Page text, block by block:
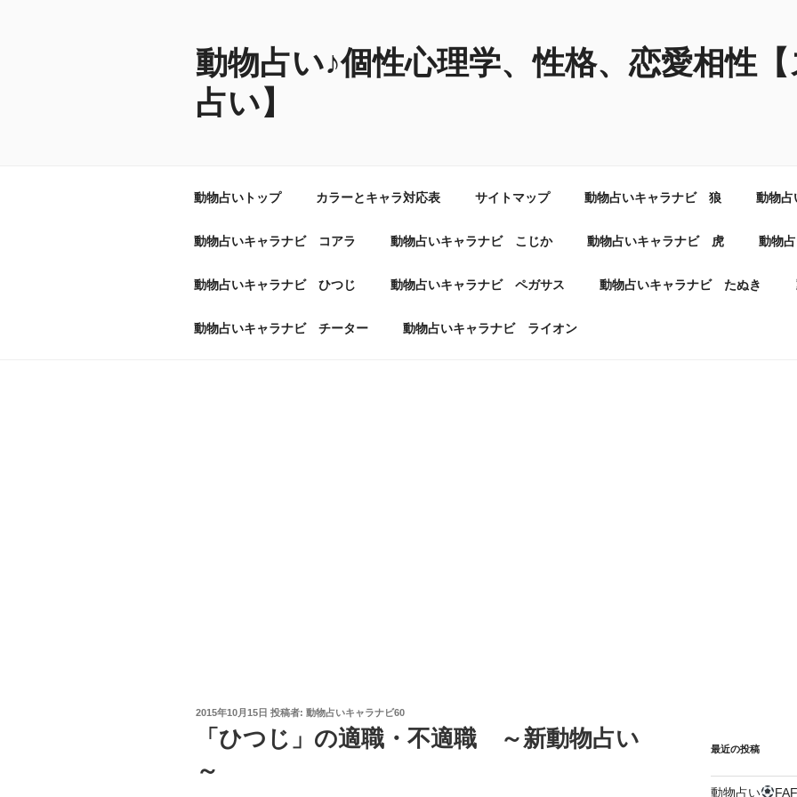
動物占い♪個性心理学、性格、恋愛相性
占い】
動物占いトップ カラーとキャラ対応表 サイトマップ 動物占いキャラナビ 狼 動物
動物占いキャラナビ コアラ 動物占いキャラナビ こじか 動物占いキャラナビ 虎 動物
動物占いキャラナビ ひつじ 動物占いキャラナビ ペガサス 動物占いキャラナビ たぬき
動物占いキャラナビ チーター 動物占いキャラナビ ライオン
投
2015年10月15日 投稿者: 動物占いキャラナビ60
「ひつじ」の適職・不適職 ～新動物占い
～
最近の投稿
動物占い